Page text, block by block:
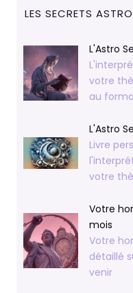
LES SECRETS
L'Astro
votre
au
L'Astro
Livre
votre
Votre
mois
Votre
détaillé
venir